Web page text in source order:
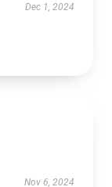
Dec 1, 2024
Nov 6, 2024